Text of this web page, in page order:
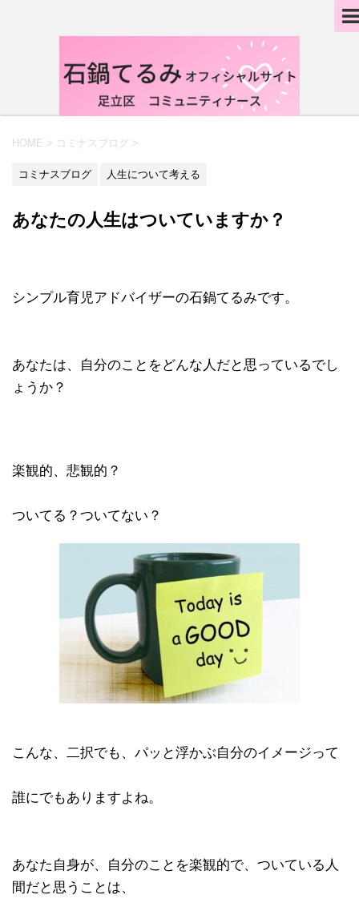
HOME > コミナスブログ >
コミナスブログ 人生について考える
あなたの人生はついていますか？
シンプル育児アドバイザーの石鍋てるみです。
あなたは、自分のことをどんな人だと思っているでし
ょうか？
楽観的、悲観的？
ついてる？ついてない？
こんな、二択でも、パッと浮かぶ自分のイメージって
誰にでもありますよね。
あなた自身が、自分のことを楽観的で、ついている人
間だと思うことは、